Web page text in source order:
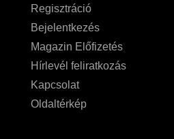
Regisztráció
Bejelentkezés
Magazin Előfizetés
Hírlevél feliratkozás
Kapcsolat
Oldaltérkép